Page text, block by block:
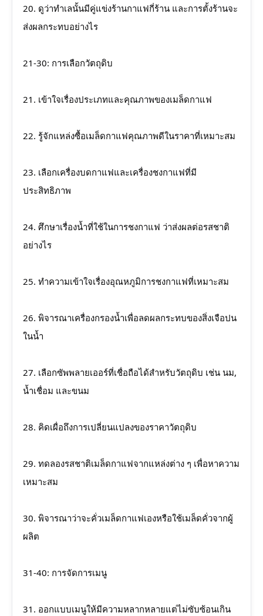
20. ดูว่าทำเลนั้นมีคู่แข่งร้านกาแฟกี่ร้าน และการตั้งร้านจะ
ส่งผลกระทบอย่างไร
21-30: การเลือกวัตถุดิบ
21. เข้าใจเรื่องประเภทและคุณภาพของเมล็ดกาแฟ
22. รู้จักแหล่งซื้อเมล็ดกาแฟคุณภาพดีในราคาที่เหมาะสม
23. เลือกเครื่องบดกาแฟและเครื่องชงกาแฟที่มี
ประสิทธิภาพ
24. ศึกษาเรื่องน้ำที่ใช้ในการชงกาแฟ ว่าส่งผลต่อรสชาติ
อย่างไร
25. ทำความเข้าใจเรื่องอุณหภูมิการชงกาแฟที่เหมาะสม
26. พิจารณาเครื่องกรองน้ำเพื่อลดผลกระทบของสิ่งเจือปน
ในน้ำ
27. เลือกซัพพลายเออร์ที่เชื่อถือได้สำหรับวัตถุดิบ เช่น นม,
น้ำเชื่อม และขนม
28. คิดเผื่อถึงการเปลี่ยนแปลงของราคาวัตถุดิบ
29. ทดลองรสชาติเมล็ดกาแฟจากแหล่งต่าง ๆ เพื่อหาความ
เหมาะสม
30. พิจารณาว่าจะคั่วเมล็ดกาแฟเองหรือใช้เมล็ดคั่วจากผู้
ผลิต
31-40: การจัดการเมนู
31. ออกแบบเมนูให้มีความหลากหลายแต่ไม่ซับซ้อนเกิน